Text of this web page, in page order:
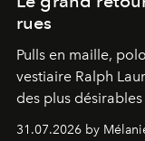
rues
Pulls en maille,
vestiaire Ralph
des plus
31.07.2026 by